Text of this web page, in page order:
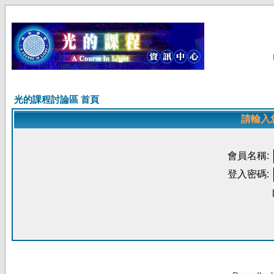
光的課程討論區 首頁
請輸入
會員名稱:
登入密碼: